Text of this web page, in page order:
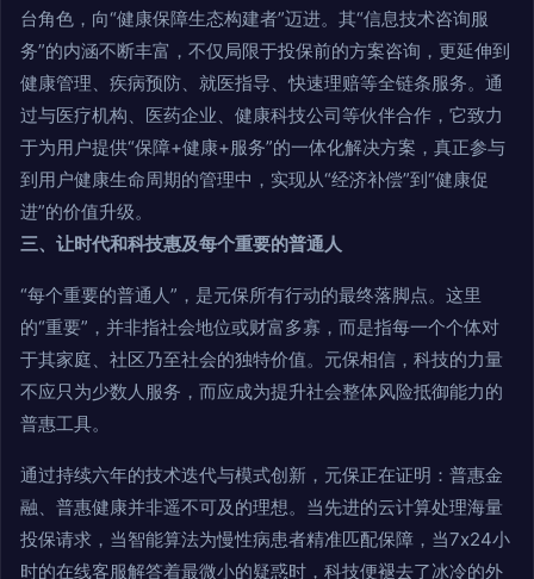
台角色，向“健康保障生态构建者”迈进。其“信息技术咨询服
务”的内涵不断丰富，不仅局限于投保前的方案咨询，更延伸到
健康管理、疾病预防、就医指导、快速理赔等全链条服务。通
过与医疗机构、医药企业、健康科技公司等伙伴合作，它致力
于为用户提供“保障+健康+服务”的一体化解决方案，真正参与
到用户健康生命周期的管理中，实现从“经济补偿”到“健康促
进”的价值升级。
三、让时代和科技惠及每个重要的普通人
“每个重要的普通人”，是元保所有行动的最终落脚点。这里
的“重要”，并非指社会地位或财富多寡，而是指每一个个体对
于其家庭、社区乃至社会的独特价值。元保相信，科技的力量
不应只为少数人服务，而应成为提升社会整体风险抵御能力的
普惠工具。
通过持续六年的技术迭代与模式创新，元保正在证明：普惠金
融、普惠健康并非遥不可及的理想。当先进的云计算处理海量
投保请求，当智能算法为慢性病患者精准匹配保障，当7x24小
时的在线客服解答着最微小的疑惑时，科技便褪去了冰冷的外